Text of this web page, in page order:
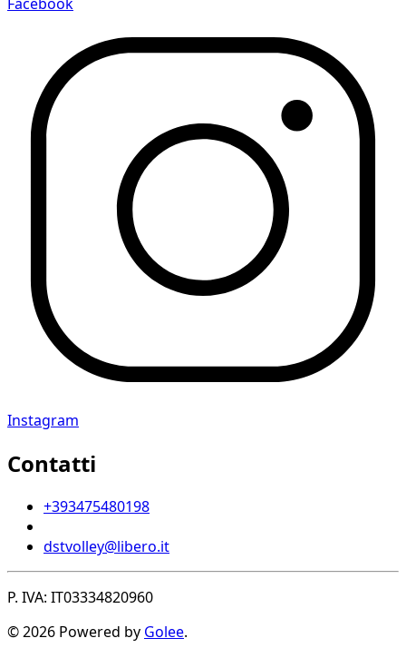
Instagram
Contatti
+393475480198
dstvolley@libero.it
P. IVA: IT03334820960
© 2026 Powered by Golee.